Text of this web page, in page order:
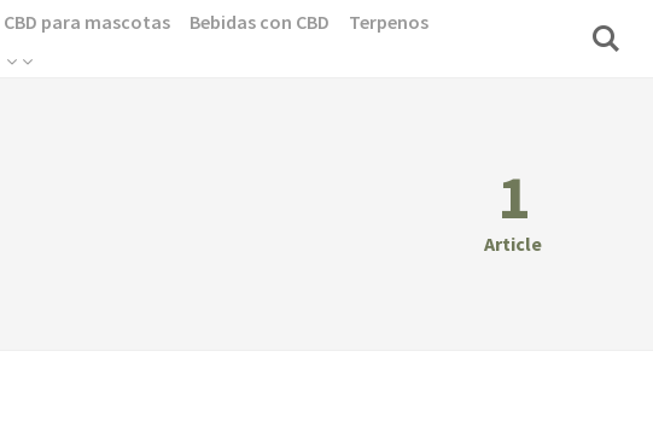
CBD para mascotas Bebidas con CBD
Terpenos
1
Article